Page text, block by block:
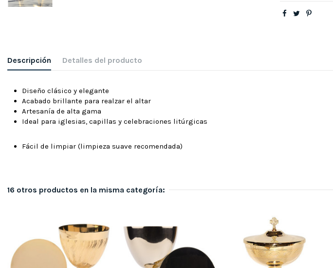
Descripción Detalles del producto
Diseño clásico y elegante
Acabado brillante para realzar el altar
Artesanía de alta gama
Ideal para iglesias, capillas y celebraciones litúrgicas
Fácil de limpiar (limpieza suave recomendada)
16 otros productos en la misma categoría: